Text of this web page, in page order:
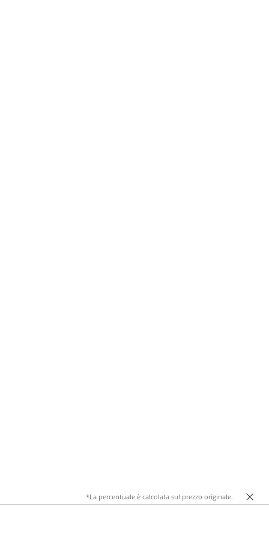
*La percentuale è calcolata sul prezzo originale.